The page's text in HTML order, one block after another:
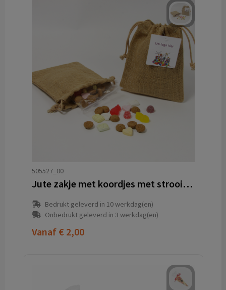
505527_00
Jute zakje met koordjes met strooimelange
Bedrukt geleverd in 10 werkdag(en)
Onbedrukt geleverd in 3 werkdag(en)
Vanaf € 2,00